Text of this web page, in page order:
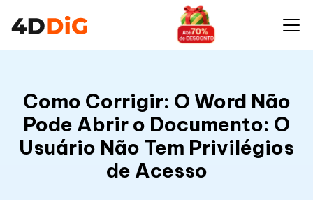
Como Corrigir: O Word Não
Pode Abrir o Documento: O
Usuário Não Tem Privilégios
de Acesso